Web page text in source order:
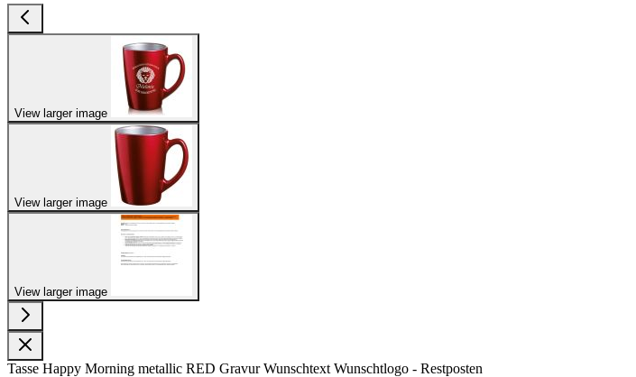
View larger image
View larger image
View larger image
Tasse Happy Morning metallic RED Gravur Wunschtext Wunschtlogo - Restposten